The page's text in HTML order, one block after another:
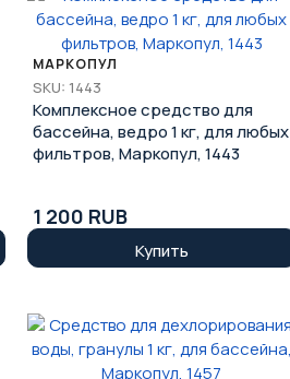
МАРКОПУЛ
SKU: 1443
Комплексное средство для
бассейна, ведро 1 кг, для любых
фильтров, Маркопул, 1443
1 200 RUB
Купить